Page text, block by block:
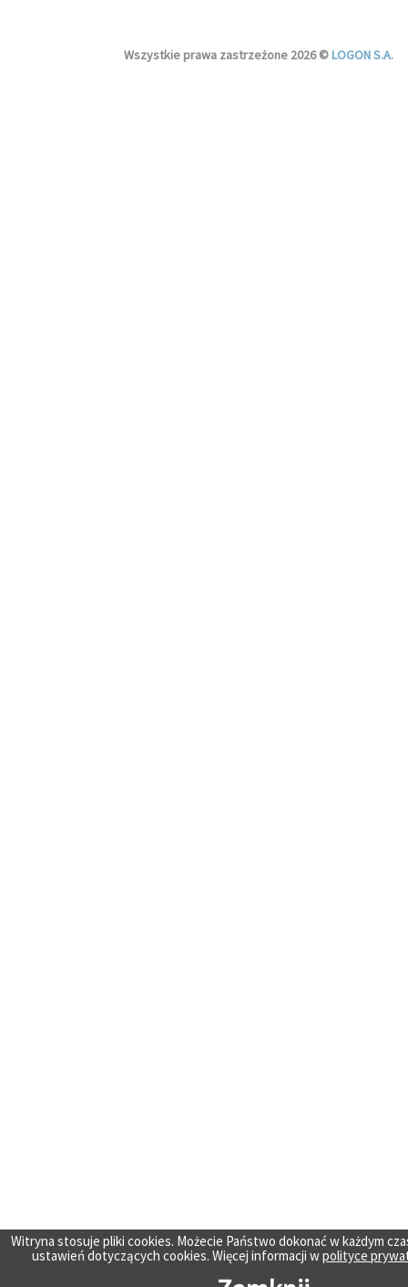
Wszystkie prawa zastrzeżone 2026 ©LOGON S.A.
Witryna stosuje pliki cookies. Możecie Państwo dokonać w każdym
ustawień dotyczących cookies. Więcej informacji wpolityce